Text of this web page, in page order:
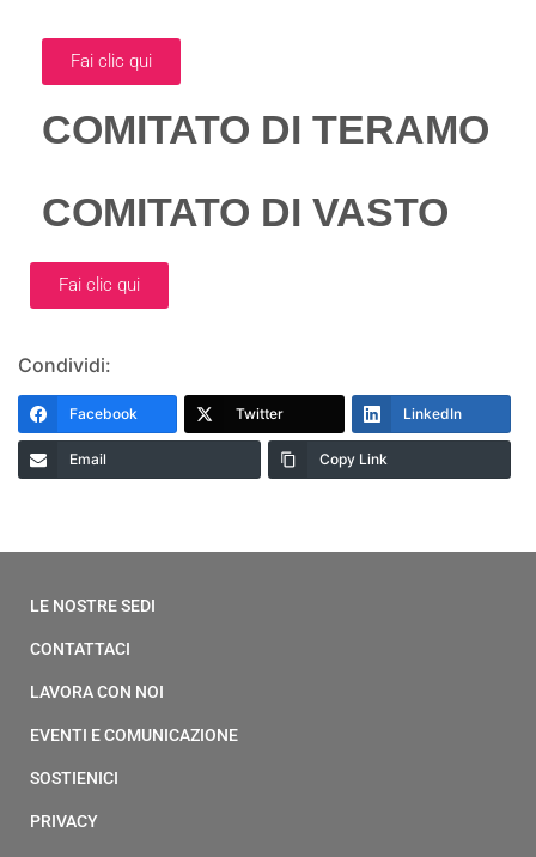
Fai clic qui
COMITATO DI TERAMO
COMITATO DI VASTO
Fai clic qui
Condividi:
Facebook Twitter LinkedIn
Email Copy Link
LE NOSTRE SEDI
CONTATTACI
LAVORA CON NOI
EVENTI E COMUNICAZIONE
SOSTIENICI
PRIVACY